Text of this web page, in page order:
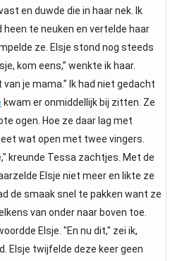
en duwde die in haar nek. Ik
te neuken en vertelde haar
ze. Elsje stond nog steeds
kom eens,” wenkte ik haar.
je mama.” Ik had niet gedacht
kwam er onmiddellijk bij zitten. Ze
ogen. Hoe ze daar lag met
wat open met twee vingers.
kreunde Tessa zachtjes. Met de
Elsje niet meer en likte ze
de smaak snel te pakken want ze
van onder naar boven toe.
Elsje. "En nu dit," zei ik,
Elsje twijfelde deze keer geen